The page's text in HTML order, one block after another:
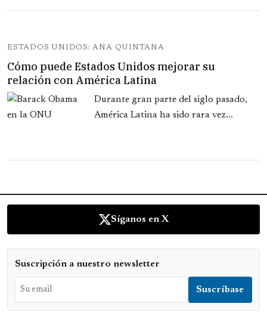
ESTADOS UNIDOS: ANA QUINTANA
Cómo puede Estados Unidos mejorar su
relación con América Latina
Durante gran parte del siglo pasado,
América Latina ha sido rara vez...
Síganos en X
Suscripción a nuestro newsletter